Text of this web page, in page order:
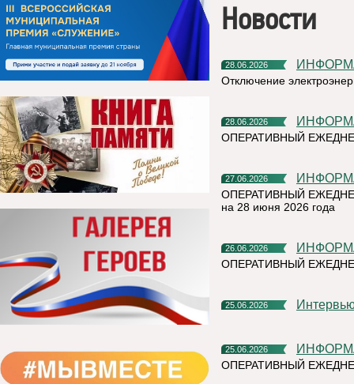
Новости
28.06.2026
Отключение
28.06.2026
ОПЕРАТИВНЫЙ
27.06.2026
ОПЕРАТИВНЫЙ
на 28 июня 2026 года
26.06.2026
ОПЕРАТИВНЫЙ
25.06.2026
25.06.2026
ОПЕРАТИВНЫЙ